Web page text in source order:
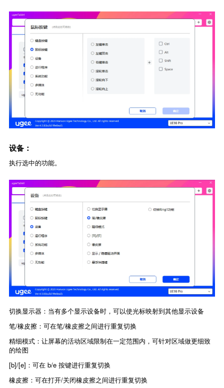
设备：
执行选中的功能。
切换显示器：当有多个显示设备时，可以使光标映射到其他显示设备
笔/橡皮擦：可在笔/橡皮擦之间进行重复切换
精细模式：让屏幕的活动区域限制在一定范围内，可针对区域做更细致
的绘图
[b]/[e]：可在 b/e 按键进行重复切换
橡皮擦：可在打开/关闭橡皮擦之间进行重复切换